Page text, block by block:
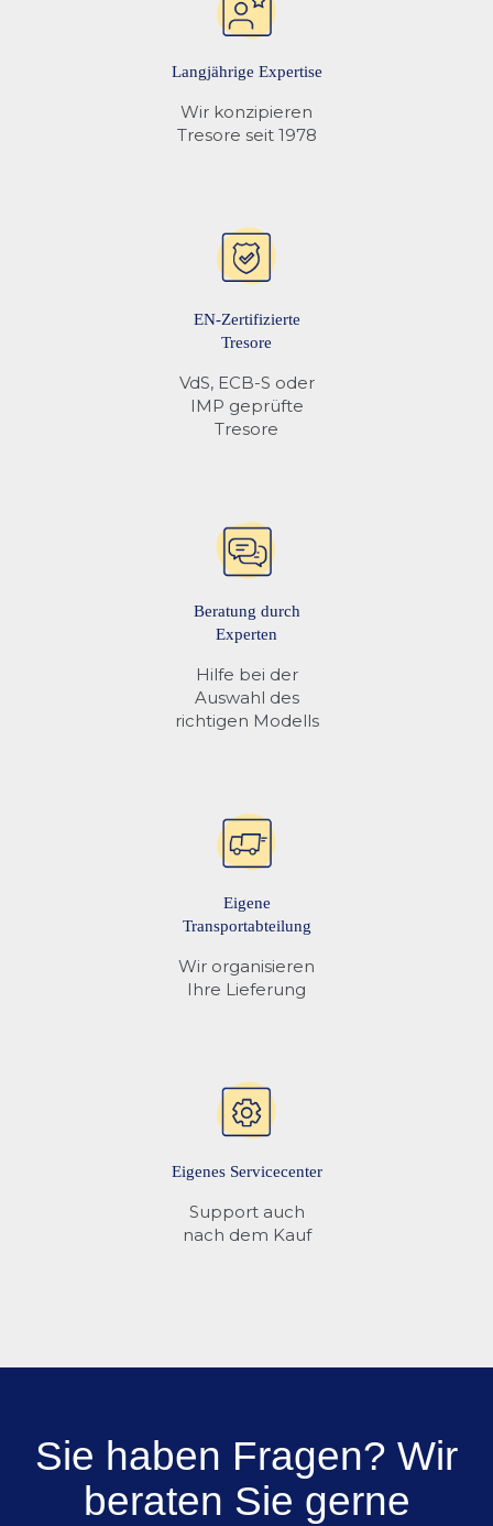
Langjährige Expertise
Wir konzipieren
Tresore seit 1978
EN-Zertifizierte
Tresore
VdS, ECB-S oder
IMP geprüfte
Tresore
Beratung durch
Experten
Hilfe bei der
Auswahl des
richtigen Modells
Eigene
Transportabteilung
Wir organisieren
Ihre Lieferung
Eigenes Servicecenter
Support auch
nach dem Kauf
Sie haben Fragen? Wir
beraten Sie gerne